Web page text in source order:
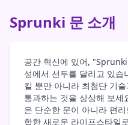
Sprunki 문 소개
공간 혁신에 있어,
성에서 선두를 달리고 있습
킬 뿐만 아니라 최첨단 기
통과하는 것을 상상해 보
은 단순한 문이 아니라 편
합한 새로운 라이프스타일